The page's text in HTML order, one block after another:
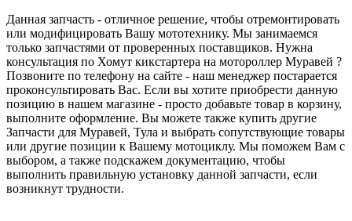
Данная запчасть - отличное решение, чтобы отремонтировать
или модифицировать Вашу мототехнику. Мы занимаемся
только запчастями от проверенных поставщиков. Нужна
консультация по Хомут кикстартера на мотороллер Муравей ?
Позвоните по телефону на сайте - наш менеджер постарается
проконсультировать Вас. Если вы хотите приобрести данную
позицию в нашем магазине - просто добавьте товар в корзину,
выполните оформление. Вы можете также купить другие
Запчасти для Муравей, Тула и выбрать сопутствующие товары
или другие позиции к Вашему мотоциклу. Мы поможем Вам с
выбором, а также подскажем документацию, чтобы
выполнить правильную установку данной запчасти, если
возникнут трудности.